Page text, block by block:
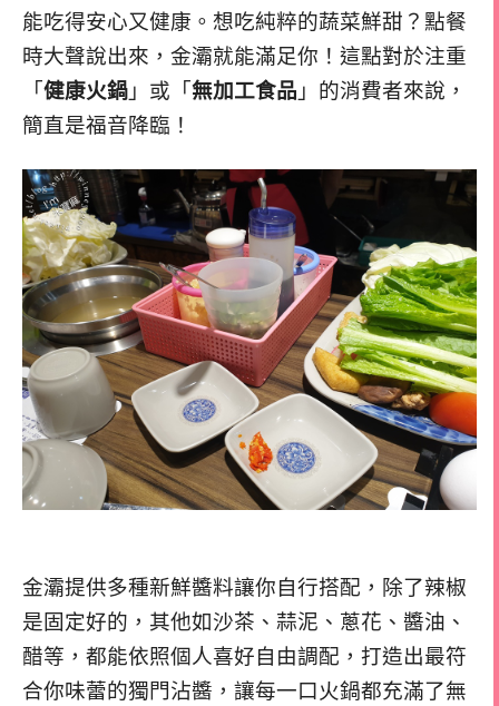
能吃得安心又健康。想吃純粹的蔬菜鮮甜？點餐
時大聲說出來，金灞就能滿足你！這點對於注重
「 健康火鍋 」或「 無加工食品 」的消費者來說，
簡直是福音降臨！
金灞提供多種新鮮醬料讓你自行搭配，除了辣椒
是固定好的，其他如沙茶、蒜泥、蔥花、醬油、
醋等，都能依照個人喜好自由調配，打造出最符
合你味蕾的獨門沾醬，讓每一口火鍋都充滿了無